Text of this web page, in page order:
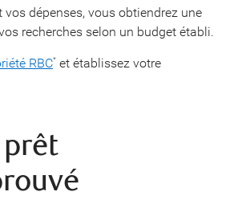
dépenses, vous obtiendrez une
recherches selon un budget établi.
RBC* et établissez votre
prêt